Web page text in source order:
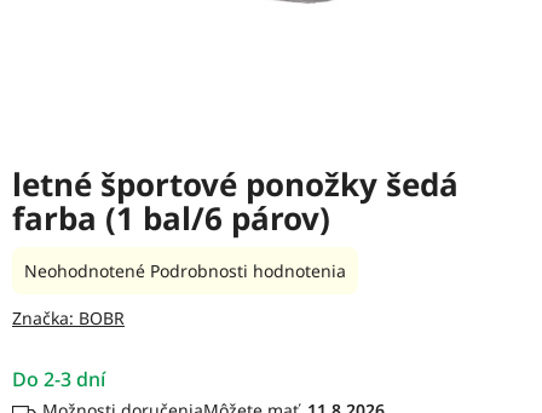
letné športové ponožky šedá
farba (1 bal/6 párov)
Do 2-3 dní
Priemerné
produktu
z
5
Neohodnotené Podrobnosti hodnotenia
Značka: BOBR